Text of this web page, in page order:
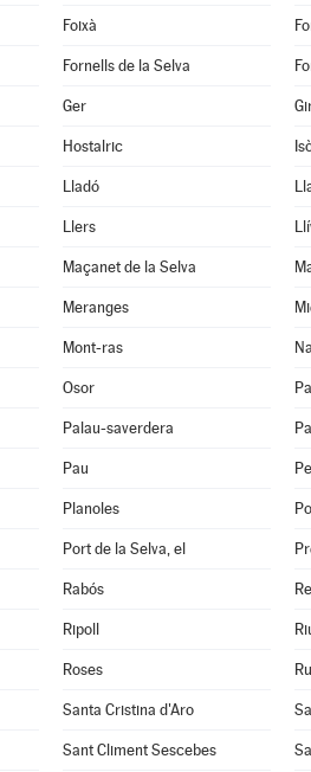
Foixà
Fornells de la Selva
Ger
Hostalric
Lladó
Llers
Maçanet de la Selva
Meranges
Mont-ras
Osor
Palau-saverdera
Pau
Planoles
Port de la Selva, el
Rabós
Ripoll
Roses
Santa Cristina d'Aro
Sant Climent Sescebes